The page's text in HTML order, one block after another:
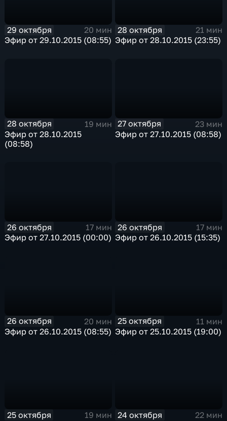
29 октября
20 мин
Эфир от 29.10.2015 (08:55)
28 октября
21 мин
Эфир от 28.10.2015 (23:55)
28 октября
19 мин
Эфир от 28.10.2015
(08:58)
27 октября
23 мин
Эфир от 27.10.2015 (08:58)
26 октября
17 мин
Эфир от 27.10.2015 (00:00)
26 октября
17 мин
Эфир от 26.10.2015 (15:35)
26 октября
20 мин
Эфир от 26.10.2015 (08:55)
25 октября
11 мин
Эфир от 25.10.2015 (19:00)
25 октября
19 мин
24 октября
22 мин